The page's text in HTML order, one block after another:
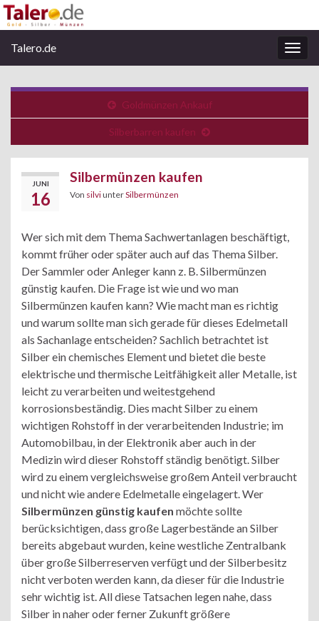
Talero.de
Goldmünzen Ankauf
Silberbarren kaufen
JUNI
16
Silbermünzen kaufen
Von silviunterSilbermünzen
Wer sich mit dem Thema Sachwertanlagen beschäftigt,
kommt früher oder später auch auf das Thema Silber.
Der Sammler oder Anleger kann z. B. Silbermünzen
günstig kaufen. Die Frage ist wie und wo man
Silbermünzen kaufen kann? Wie macht man es richtig
und warum sollte man sich gerade für dieses Edelmetall
als Sachanlage entscheiden? Sachlich betrachtet ist
Silber ein chemisches Element und bietet die beste
elektrische und thermische Leitfähigkeit aller Metalle, ist
leicht zu verarbeiten und weitestgehend
korrosionsbeständig. Dies macht Silber zu einem
wichtigen Rohstoff in der verarbeitenden Industrie; im
Automobilbau, in der Elektronik aber auch in der
Medizin wird dieser Rohstoff ständig benötigt. Silber
wird zu einem vergleichsweise großem Anteil verbraucht
und nicht wie andere Edelmetalle eingelagert. Wer
Silbermünzen günstig kaufen möchte sollte
berücksichtigen, dass große Lagerbestände an Silber
bereits abgebaut wurden, keine westliche Zentralbank
über große Silberreserven verfügt und der Silberbesitz
nicht verboten werden kann, da dieser für die Industrie
sehr wichtig ist. All diese Tatsachen legen nahe, dass
Silber in naher oder ferner Zukunft größere